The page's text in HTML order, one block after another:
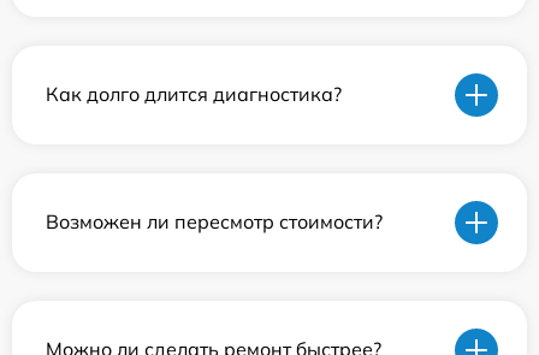
Как долго длится диагностика?
Возможен ли пересмотр стоимости?
Можно ли сделать ремонт быстрее?